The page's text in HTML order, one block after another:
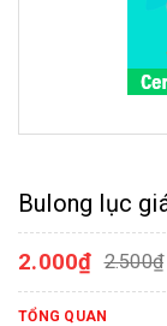
Bulong lục
2.000₫ 2.500₫
TỔNG QUAN